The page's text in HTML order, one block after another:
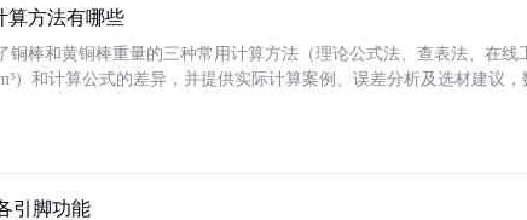
算方法有哪些
铜棒和黄铜棒重量的三种常用计算方法（理论公式法、查表法、在线
）和计算公式的差异，并提供实际计算案例、误差分析及选材建议
引脚功能